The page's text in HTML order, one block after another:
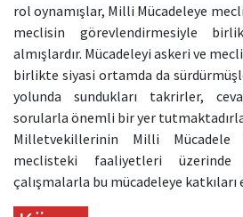
rol oynamışlar, Milli Mücadeleye
meclisin görevlendirmesiyle
almışlardır. Mücadeleyi askeri ve
birlikte siyasi ortamda da
yolunda sundukları takrirler,
sorularla önemli bir yer
Milletvekillerinin Milli Mücadele
meclisteki faaliyetleri üzerinde
çalışmalarla bu mücadeleye katkıları